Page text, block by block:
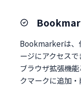
Bookmarkerは、
ージにアクセスで
ブラウザ拡張機
クマークに追加